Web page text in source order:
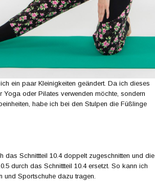
ein paar Kleinigkeiten geändert. Da ich dieses
Yoga oder Pilates verwenden möchte, sondern
habe ich bei den Stulpen die Füßlinge
das Schnittteil 10.4 doppelt zugeschnitten und die
durch das Schnittteil 10.4 ersetzt. So kann ich
und Sportschuhe dazu tragen.